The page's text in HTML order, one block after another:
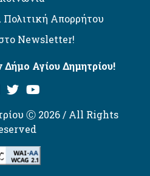
Πολιτική Απορρήτου
Newsletter!
Δήμο Αγίου Δημητρίου!
Ⓒ 2026 / All Rights